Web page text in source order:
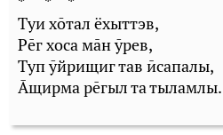
Туи хōтал ёхыттэв,
Рēг хоса мāн ӯрев,
Туп ӯйрищиг тав ӣсапалы,
Āщирма рēгыл та тыламлы.